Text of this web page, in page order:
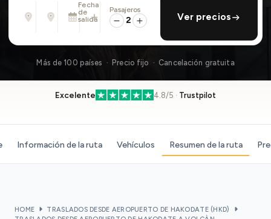
Desde
Dirección, aeropuerto, hotel, ...
Hasta
Dirección, aeropuerto, hotel, ...
Fecha
de
salida
Sáb., 8 Ago. · 13:45
añadir regreso
Pasajeros
2 Ver precios
Más de 100 países · Precio fijo · Cancelación gratuita
Excelente 4.8/5 · Trustpilot
Información de la ruta Vehículos Resumen de la ruta
HOME
TRASLADOS DESDE AEROPUERTO DE HAKODATE (HKD)